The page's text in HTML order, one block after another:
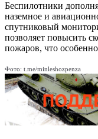
Беспилотники
наземное и
спутниковый
позволяет повысить
пожаров, что
Фото: t.me/minleshozpenza